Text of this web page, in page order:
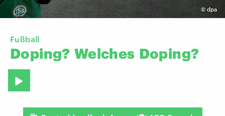
© dpa
Fußball
Doping? Welches Doping?